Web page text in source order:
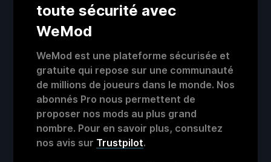
toute sécurité avec
WeMod
WeMod est une plateforme sécurisée et
gratuite qui repose sur une communauté
de millions de joueurs dans le monde. Nos
abonnés Pro nous permettent de
proposer nos mods au plus grand
nombre. Pour en savoir plus, consultez
nos avis sur Trustpilot.